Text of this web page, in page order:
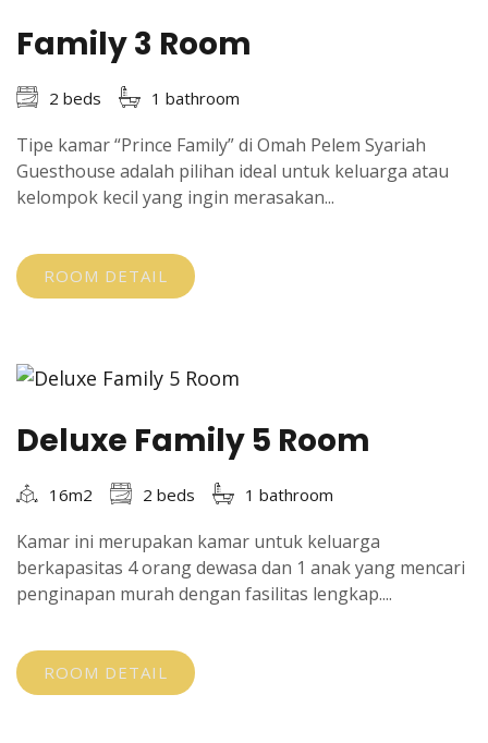
Family 3 Room
2 beds 1 bathroom
Tipe kamar “Prince Family” di Omah Pelem Syariah
Guesthouse adalah pilihan ideal untuk keluarga atau
kelompok kecil yang ingin merasakan...
ROOM DETAIL
Deluxe Family 5 Room
16m2 2 beds 1 bathroom
Kamar ini merupakan kamar untuk keluarga
berkapasitas 4 orang dewasa dan 1 anak yang mencari
penginapan murah dengan fasilitas lengkap....
ROOM DETAIL